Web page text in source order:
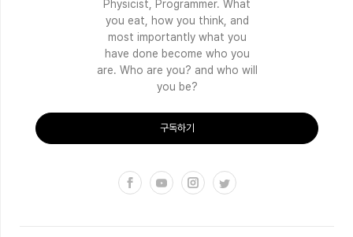
Physicist, Programmer. What
you eat, how you think, and
most importantly what you
have done become who you
are. Who are you? and who will
you be?
구독하기